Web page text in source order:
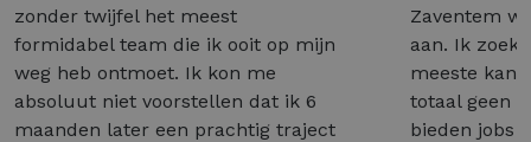
zonder twijfel het meest
formidabel team die ik ooit op mijn
weg heb ontmoet. Ik kon me
absoluut niet voorstellen dat ik 6
maanden later een prachtig traject
Zaventem
aan. Ik zoek
meeste
totaal geen
bieden jobs